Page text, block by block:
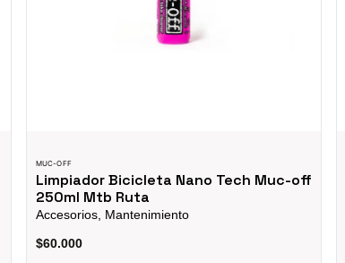
MUC-OFF
Limpiador Bicicleta Nano Tech Muc-off
250ml Mtb Ruta
Accesorios, Mantenimiento
$60.000